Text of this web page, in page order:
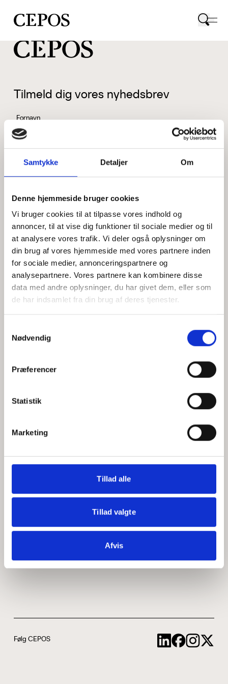
Samtykke Detaljer Om
Denne hjemmeside bruger cookies
Vi bruger cookies til at tilpasse vores indhold og
annoncer, til at vise dig funktioner til sociale medier og til
at analysere vores trafik. Vi deler også oplysninger om
din brug af vores hjemmeside med vores partnere inden
for sociale medier, annonceringspartnere og
analysepartnere. Vores partnere kan kombinere disse
data med andre oplysninger, du har givet dem, eller som
de har indsamlet fra din brug af deres tjenester.
Nødvendig
Præferencer
Statistik
Marketing
Tillad alle
Tillad valgte
Afvis
CEPOS logo
Tilmeld dig vores nyhedsbrev
Fornavn
Efternavn
Jeg accepterer behandlingen af mine personoplysninger i
henhold tilprivatlivspolitikken
Hvem er CEPOS
Medarbejdere
ABCepos
Podcast
Følg CEPOS